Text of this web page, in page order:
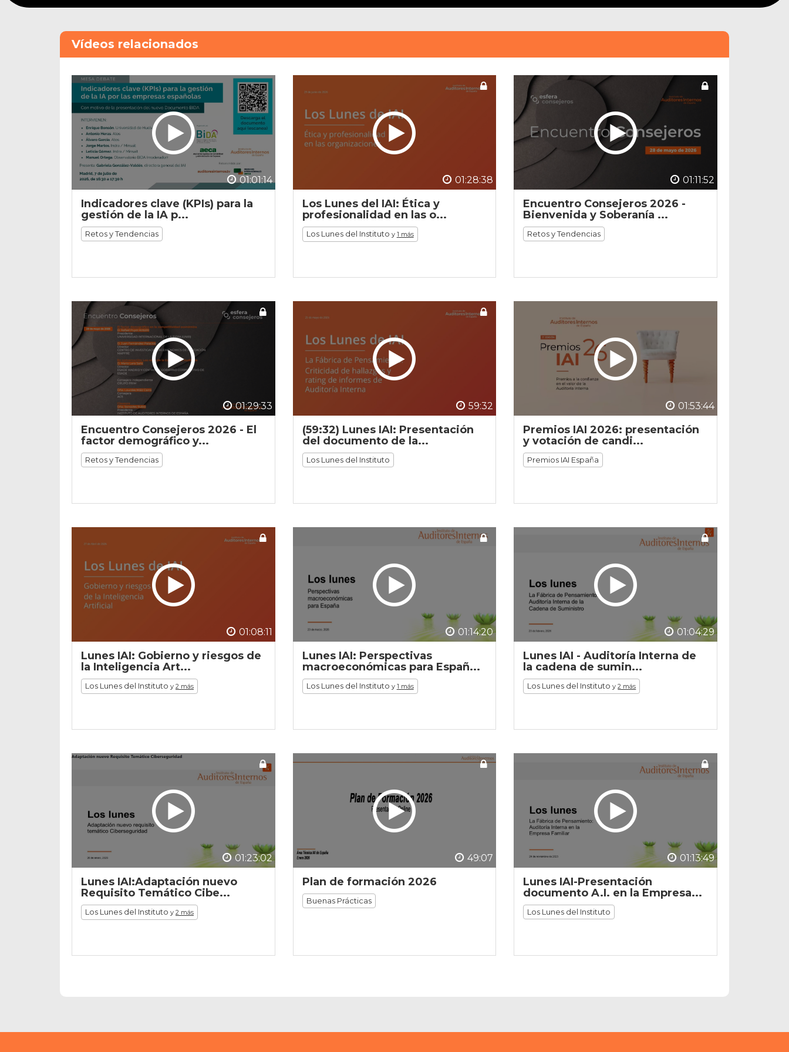
0
Vídeos relacionados
01:01:14
Indicadores clave (KPIs) para la
gestión de la IA p...
Retos y Tendencias
01:28:38
Los Lunes del IAI: Ética y
profesionalidad en las o...
Los Lunes del Instituto y 1 más
01:11:52
Encuentro Consejeros 2026 -
Bienvenida y Soberanía ...
Retos y Tendencias
01:29:33
Encuentro Consejeros 2026 - El
factor demográfico y...
Retos y Tendencias
59:32
(59:32) Lunes IAI: Presentación
del documento de la...
Los Lunes del Instituto
01:53:44
Premios IAI 2026: presentación
y votación de candi...
Premios IAI España
01:08:11
Lunes IAI: Gobierno y riesgos de
la Inteligencia Art...
Los Lunes del Instituto y 2 más
01:14:20
Lunes IAI: Perspectivas
macroeconómicas para Españ...
Los Lunes del Instituto y 1 más
01:04:29
Lunes IAI - Auditoría Interna de
la cadena de sumin...
Los Lunes del Institutoy2 más
01:23:02
Lunes IAI:Adaptación nuevo
Requisito Temático Cibe...
Los Lunes del Instituto y 2 más
49:07
Plan de formación 2026
Buenas Prácticas
01:13:49
Lunes IAI-Presentación
documento A.I. en la Empresa...
Los Lunes del Instituto